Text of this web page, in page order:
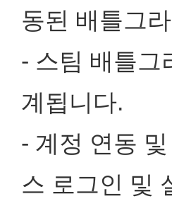
동된 배틀그
- 스팀 배틀그
계됩니다.
- 계정 연동
스 로그인 및